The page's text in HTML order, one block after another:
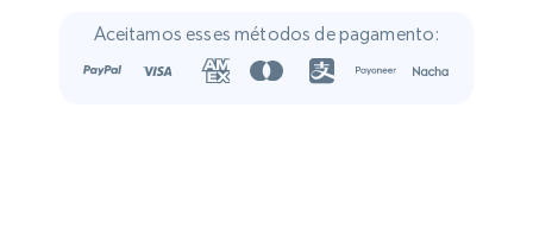
Aceitamos esses métodos de pagamento: